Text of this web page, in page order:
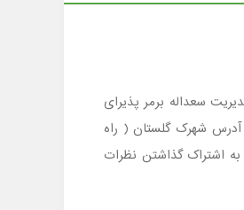
ابتدایی (دبستان) با مدیریت سعداله برمر پذیرای
مدرسه آرمان دانش با شماره تلفن 02144726051 تماس گرفته و یا به آدرس شهرک گلستان ( راه
با به اشتراک گذاشتن نظرات